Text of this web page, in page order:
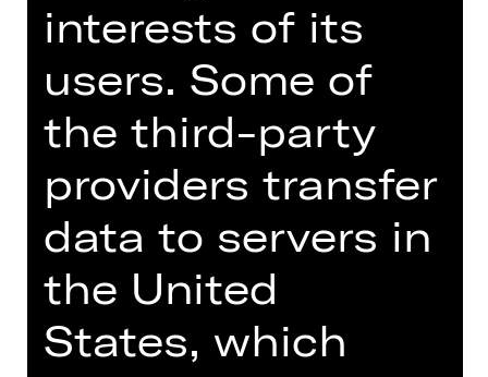
Dates and cast
Einblick in die Probenarbeit des
hauseigenen Jugendorchesters. Bitte
beachten Sie, dass nur ein sehr
begrenztes Kartenkontingent
vorhanden ist.
Anmeldung mit Nennung der
vollständigen Besuchernamen
interests of its
users. Some of
the third-party
providers transfer
data to servers in
the United
States, which